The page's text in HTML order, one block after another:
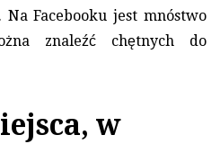
Facebooku jest mnóstwo
znaleźć chętnych do
w